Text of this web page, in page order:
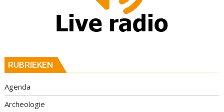
RUBRIEKEN
Agenda
Archeologie